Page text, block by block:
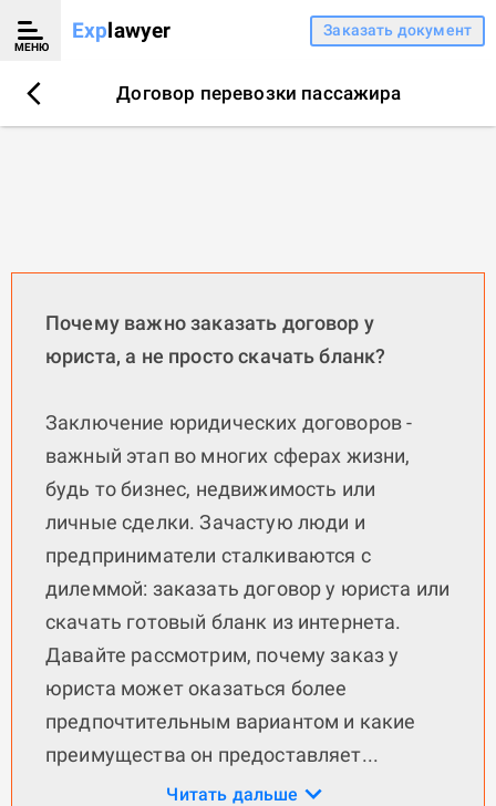
МЕНЮ
Explawyer Заказать документ
Договор перевозки пассажира
Почему важно заказать договор у
юриста, а не просто скачать бланк?
Заключение юридических договоров -
важный этап во многих сферах жизни,
будь то бизнес, недвижимость или
личные сделки. Зачастую люди и
предприниматели сталкиваются с
дилеммой: заказать договор у юриста или
скачать готовый бланк из интернета.
Давайте рассмотрим, почему заказ у
юриста может оказаться более
предпочтительным вариантом и какие
преимущества он предоставляет...
Читать дальше